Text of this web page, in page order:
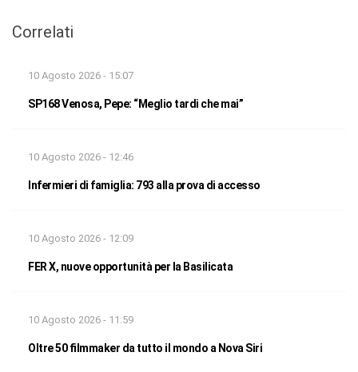
Correlati
10 Agosto 2026 - 15:07
SP168 Venosa, Pepe: “Meglio tardi che mai”
10 Agosto 2026 - 12:46
Infermieri di famiglia: 793 alla prova di accesso
10 Agosto 2026 - 12:09
FER X, nuove opportunità per la Basilicata
10 Agosto 2026 - 11:59
Oltre 50 filmmaker da tutto il mondo a Nova Siri